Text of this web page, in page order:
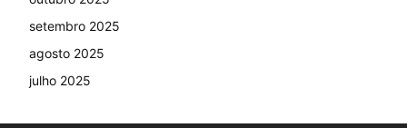
setembro 2025
agosto 2025
julho 2025